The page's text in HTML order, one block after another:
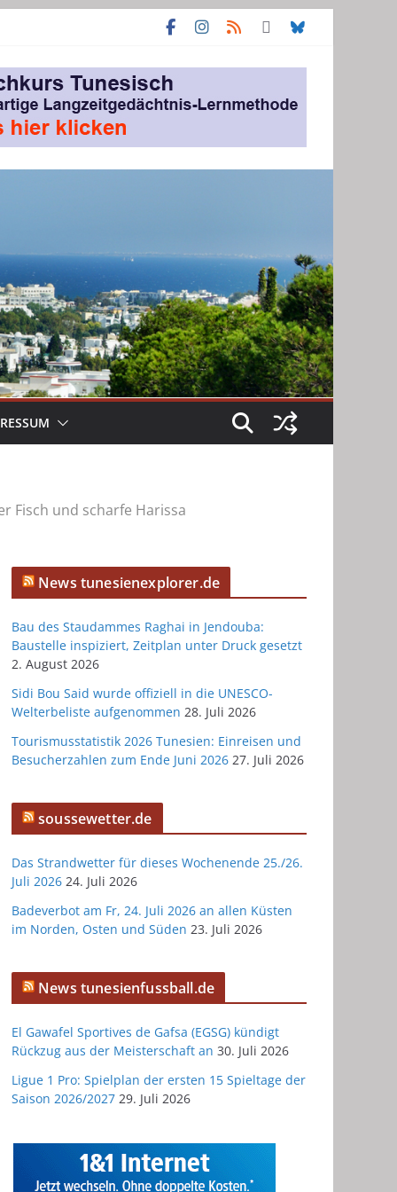
Fisch und scharfe Harissa
News tunesienexplorer.de
Bau des Staudammes Raghai in Jendouba:
Baustelle inspiziert, Zeitplan unter Druck gesetzt
2. August 2026
Sidi Bou Said wurde offiziell in die UNESCO-
Welterbeliste aufgenommen 28. Juli 2026
Tourismusstatistik 2026 Tunesien: Einreisen und
Besucherzahlen zum Ende Juni 2026 27. Juli 2026
soussewetter.de
Das Strandwetter für dieses Wochenende 25./26.
Juli 2026 24. Juli 2026
Badeverbot am Fr, 24. Juli 2026 an allen Küsten
im Norden, Osten und Süden 23. Juli 2026
News tunesienfussball.de
El Gawafel Sportives de Gafsa (EGSG) kündigt
Rückzug aus der Meisterschaft an 30. Juli 2026
Ligue 1 Pro: Spielplan der ersten 15 Spieltage der
Saison 2026/2027 29. Juli 2026